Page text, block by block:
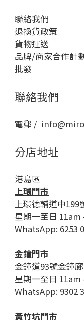
聯絡我們
退換貨政策
貨物運送
品牌/商家合作計
批發
聯絡我們
電郵 /
分店地址
港島區
上環門市
上環德輔道中199
星期一至日 11am
WhatsApp: 6253
金鐘門市
金鐘道93號金鐘
星期一至日 11am
WhatsApp: 9302
黃竹坑門市